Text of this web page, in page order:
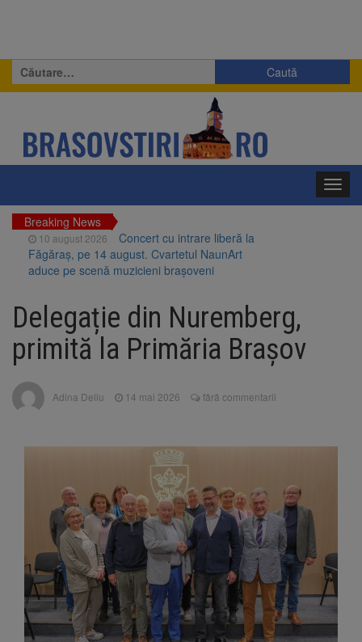
Caută
după:
Breaking News
10 august 2026
Concert cu intrare liberă la
Făgăraș, pe 14 august. Cvartetul NaunArt
aduce pe scenă muzicieni brașoveni
linia 510 Brașov – Hărman
10 august 2026
Noi reguli pentru românii
care aduc țigări și alcool din UE
10 august 2026
Cernavodă. Unitatea 2 a centralei nucleare
preventiv după atacul asupra ambulanței
Încă 11,5 milioane de lei
nerambursabili pentru a păstra vie istoria
Brașovului
Delegație din Nuremberg,
primită la Primăria Brașov
Adina Deliu 14 mai 2026 fără commentarii